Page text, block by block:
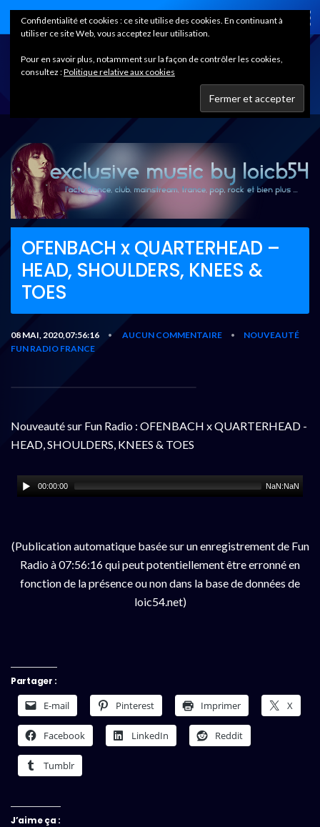
Home
OFENBACH x QUARTERHEAD –
HEAD, SHOULDERS, KNEES &
TOES
08 MAI, 2020,07:56:16 • AUCUN COMMENTAIRE •
NOUVEAUTÉ
FUN RADIO FRANCE
Nouveauté sur Fun Radio : OFENBACH x QUARTERHEAD -
HEAD, SHOULDERS, KNEES & TOES
00:00:00 NaN:NaN
(Publication automatique basée sur un enregistrement de Fun
Radio à 07:56:16 qui peut potentiellement être erronné en
fonction de la présence ou non dans la base de données de
loic54.net)
Partager :
E-mail Pinterest Imprimer X
Facebook LinkedIn Reddit
Tumblr
J’aime ça :
Confidentialité et cookies : ce site utilise des cookies. En continuant à
utiliser ce site Web, vous acceptez leur utilisation.
Pour en savoir plus, notamment sur la façon de contrôler les cookies,
consultez :Politique relative aux cookies